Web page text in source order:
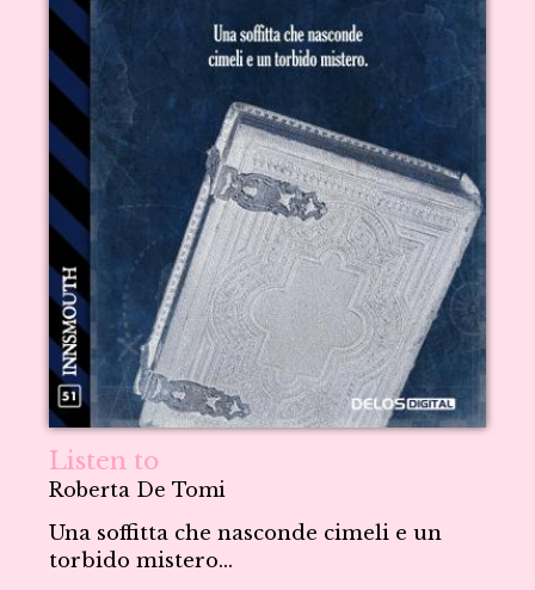
Listen to
Roberta De Tomi
Una soffitta che nasconde cimeli e un
torbido mistero...